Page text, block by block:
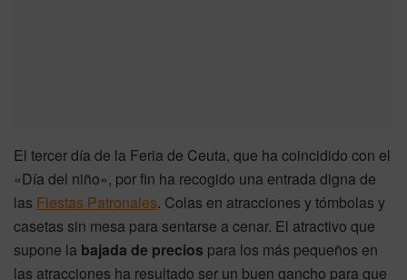
El tercer día de la Feria de Ceuta, que ha coincidido con el
«Día del niño», por fin ha recogido una entrada digna de
las Fiestas Patronales. Colas en atracciones y tómbolas y
casetas sin mesa para sentarse a cenar. El atractivo que
supone la bajada de precios para los más pequeños en
las atracciones ha resultado ser un buen gancho para que